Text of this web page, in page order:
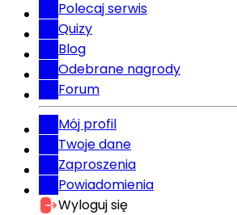
Polecaj serwis
Quizy
Blog
Odebrane nagrody
Forum
Mój profil
Twoje dane
Zaproszenia
Powiadomienia
Wyloguj się